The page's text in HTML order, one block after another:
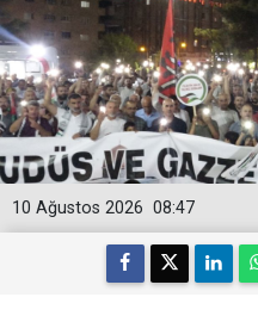
08:47
10 Ağustos 2026